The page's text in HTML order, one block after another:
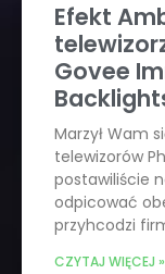
Efekt
Govee
Marzył Wam
telewizorów
postawiliście
odpicować
przyhcodzi
CZYTAJ WIĘCEJ »